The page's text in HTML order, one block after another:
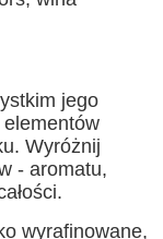
jego
Wyróżnij
- aromatu,
wyrafinowane,